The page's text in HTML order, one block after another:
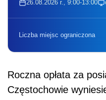
26.08.2026 r., 9:00-13:00
Liczba miejsc ograniczona
Roczna opłata za
Częstochowie